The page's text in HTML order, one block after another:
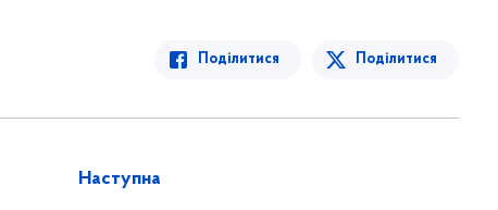
Поділитися Поділитися
Наступна